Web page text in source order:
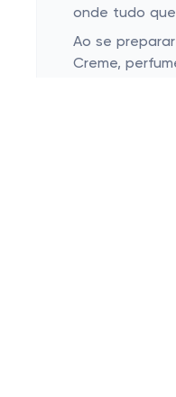
onde tudo
Ao se
Creme,